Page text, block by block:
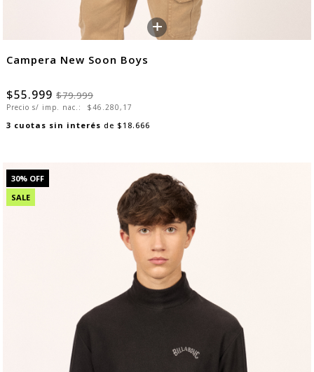
+
Campera New Soon Boys
$55.999 $79.999
Precio s/ imp. nac.: $46.280,17
3 cuotas sin interés de $18.666
30% OFF
SALE